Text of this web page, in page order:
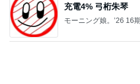
充電4% 弓桁朱琴
モーニング娘。’26 16